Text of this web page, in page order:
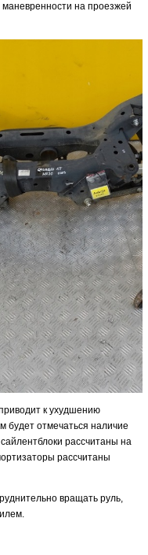
на проезжей
к ухудшению
будет отмечаться наличие
рассчитаны на
рассчитаны
вращать руль,